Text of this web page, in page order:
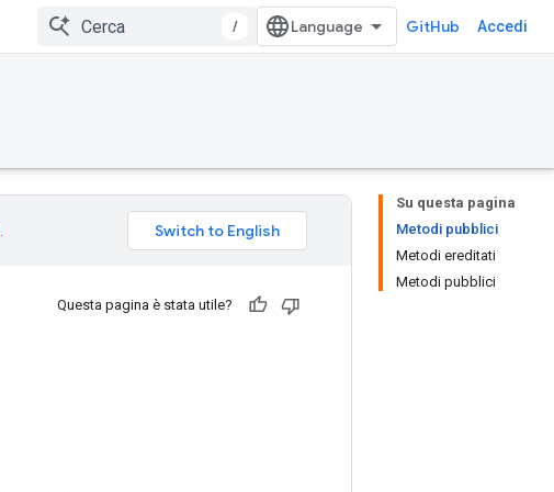
/ GitHub Accedi
Su questa pagina
Metodi pubblici
Metodi ereditati
Metodi pubblici
Questa pagina è stata utile?